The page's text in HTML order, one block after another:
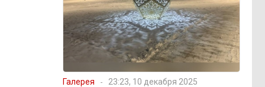
Галерея 23:23, 10 декабря 2025